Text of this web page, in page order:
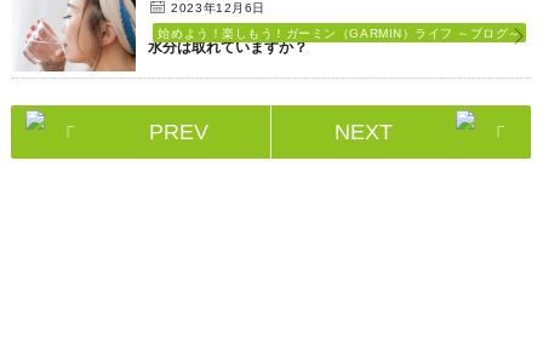
2023年12月6日
始めよう！楽しもう！ガーミン（GARMIN）ライフ ～ブログ～
水分は取れていますか？
PREV NEXT